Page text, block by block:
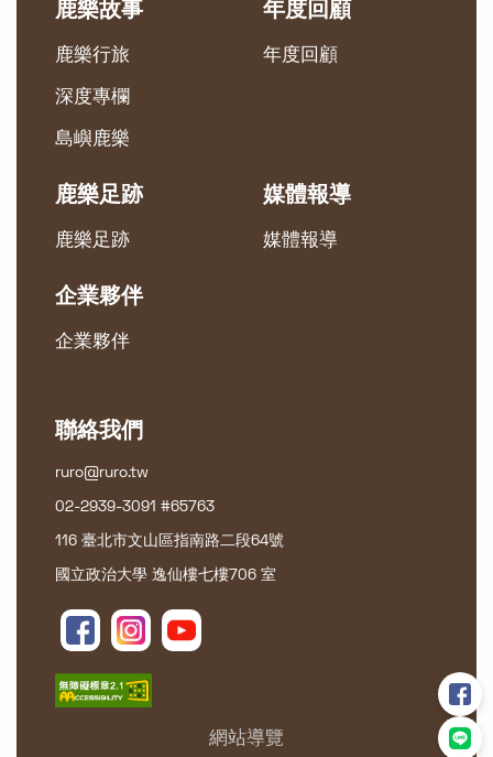
鹿樂故事
鹿樂行旅
深度專欄
島嶼鹿樂
年度回顧
年度回顧
鹿樂足跡
鹿樂足跡
媒體報導
媒體報導
企業夥伴
企業夥伴
聯絡我們
ruro@ruro.tw
02-2939-3091 #65763
116 臺北市文山區指南路二段64號
國立政治大學 逸仙樓七樓706 室
網站導覽